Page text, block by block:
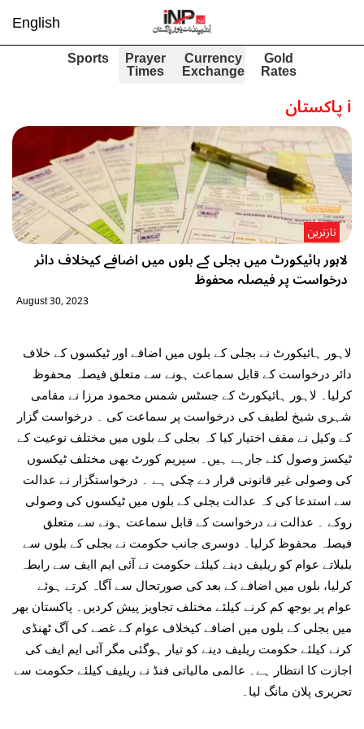
English
Gold
Rates
Currency
Exchange
Prayer
Times
Sports
iپاکستان
لاہور ہائیکورٹ میں بجلی کے بلوں میں اضافے کیخلاف دائر
درخواست پر فیصلہ محفوظ
تازترین
August 30, 2023
لاہور ہائیکورٹ نے بجلی کے بلوں میں اضافے اور ٹیکسوں کے خلاف
دائر درخواست کے قابل سماعت ہونے سے متعلق فیصلہ محفوظ
کرلیا۔ لاہور ہائیکورٹ کے جسٹس شمس محمود مرزا نے مقامی
شہری شیخ لطیف کی درخواست پر سماعت کی ۔ درخواست گزار
کے وکیل نے مقف اختیار کیا کہ بجلی کے بلوں میں مختلف نوعیت کے
ٹیکسز وصول کئے جارہے ہیں۔ سپریم کورٹ بھی مختلف ٹیکسوں
کی وصولی غیر قانونی قرار دے چکی ہے ۔ درخواستگزار نے عدالت
سے استدعا کی کہ عدالت بجلی کے بلوں میں ٹیکسوں کی وصولی
روکے ۔ عدالت نے درخواست کے قابل سماعت ہونے سے متعلق
فیصلہ محفوظ کرلیا۔ دوسری جانب حکومت نے بجلی کے بلوں سے
بلبلاتے عوام کو ریلیف دینے کیلئے حکومت نے آئی ایم اایف سے رابطہ
کرلیا، بلوں میں اضافے کے بعد کی صورتحال سے آگاہ کرتے ہوئے
عوام پر بوجھ کم کرنے کیلئے مختلف تجاویز پیش کردیں۔ پاکستان بھر
میں بجلی کے بلوں میں اضافے کیخلاف عوام کے غصے کی آگ ٹھنڈی
کرنے کیلئے حکومت ریلیف دینے کو تیار ہوگئی مگر آئی ایم ایف کی
اجازت کا انتظار ہے۔ عالمی مالیاتی فنڈ نے ریلیف کیلئے حکومت سے
تحریری پلان مانگ لیا۔